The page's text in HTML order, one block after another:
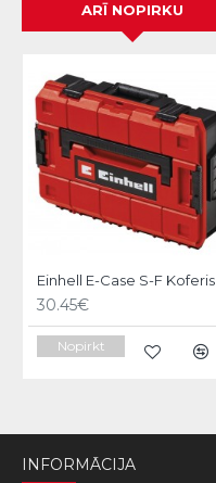
ARĪ NOPIRKU
Einhell E-Case S-F Koferis
30.45€
Nopirkt
INFORMĀCIJA